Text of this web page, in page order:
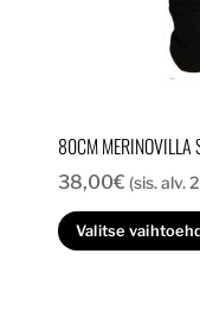
80CM MERINOVILLA
38,00€ (sis. alv.
Valitse